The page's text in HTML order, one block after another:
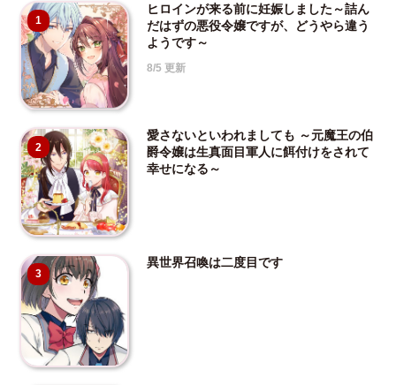
1
ヒロインが来る前に妊娠しました～詰ん
だはずの悪役令嬢ですが、どうやら違う
ようです～
8/5 更新
2
愛さないといわれましても ～元魔王の伯
爵令嬢は生真面目軍人に餌付けをされて
幸せになる～
3
異世界召喚は二度目です